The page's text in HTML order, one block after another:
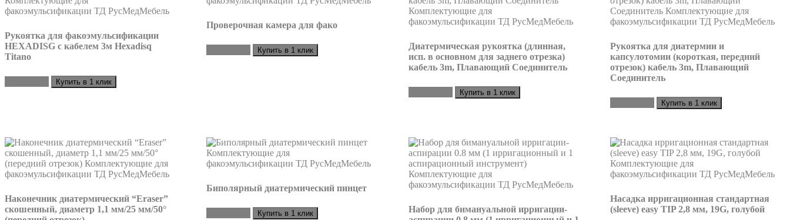
Рукоятка для факоэмульсификации
HEXADISG с кабелем 3м Hexadisq
Titano
Купить в 1 клик
Проверочная камера для фако
Купить в 1 клик
Диатермическая рукоятка (длинная,
исп. в основном для заднего отрезка)
кабель 3m, Плавающий Соединитель
Купить в 1 клик
Рукоятка для диатермии и
капсулотомии (короткая, передний
отрезок) кабель 3m, Плавающий
Соединитель
Купить в 1 клик
Наконечник диатермический “Eraser”
скошенный, диаметр 1,1 мм/25 мм/50°
Биполярный диатермический пинцет
Купить в 1 клик
Набор для бимануальной ирригации-
Насадка ирригационная стандартная
(sleeve) easy TIP 2,8 мм, 19G, голубой